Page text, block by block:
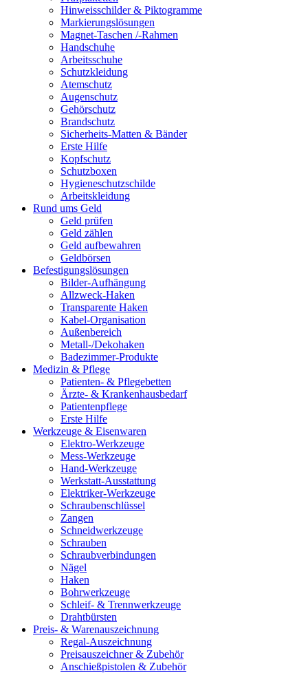
Hinweisschilder & Piktogramme
Markierungslösungen
Magnet-Taschen /-Rahmen
Handschuhe
Arbeitsschuhe
Schutzkleidung
Atemschutz
Augenschutz
Gehörschutz
Brandschutz
Sicherheits-Matten & Bänder
Erste Hilfe
Kopfschutz
Schutzboxen
Hygieneschutzschilde
Arbeitskleidung
Rund ums Geld
Geld prüfen
Geld zählen
Geld aufbewahren
Geldbörsen
Befestigungslösungen
Bilder-Aufhängung
Allzweck-Haken
Transparente Haken
Kabel-Organisation
Außenbereich
Metall-/Dekohaken
Badezimmer-Produkte
Medizin & Pflege
Patienten- & Pflegebetten
Ärzte- & Krankenhausbedarf
Patientenpflege
Erste Hilfe
Werkzeuge & Eisenwaren
Elektro-Werkzeuge
Mess-Werkzeuge
Hand-Werkzeuge
Werkstatt-Ausstattung
Elektriker-Werkzeuge
Schraubenschlüssel
Zangen
Schneidwerkzeuge
Schrauben
Schraubverbindungen
Nägel
Haken
Bohrwerkzeuge
Schleif- & Trennwerkzeuge
Drahtbürsten
Preis- & Warenauszeichnung
Regal-Auszeichnung
Preisauszeichner & Zubehör
Anschießpistolen & Zubehör